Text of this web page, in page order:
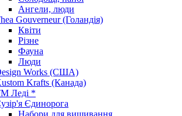
Ангели, люди
Gouverneur (Голандія)
Квіти
Різне
Фауна
Люди
Works (США)
Krafts (Канада)
Леді *
Єдинорога
Набори для вишивання